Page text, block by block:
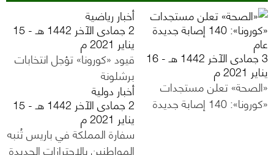
عام
3 جمادى الآخر 1442 هـ - 16
يناير 2021 م
«الصحة» تعلن مستجدات
«كورونا»: 140 إصابة جديدة
أخبار رياضية
2 جمادى الآخر 1442 هـ - 15
يناير 2021 م
قيود «كورونا» تؤجل انتخابات
برشلونة
أخبار دولية
2 جمادى الآخر 1442 هـ - 15
يناير 2021 م
سفارة المملكة في باريس تُنبه
المواطنين بالاحترازات الجديدة